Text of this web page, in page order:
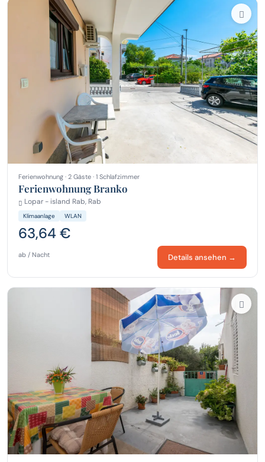
Ferienwohnung · 2 Gäste · 1 Schlafzimmer
Ferienwohnung Branko
Lopar - island Rab, Rab
Klimaanlage WLAN
63,64 €
ab / Nacht Details ansehen →